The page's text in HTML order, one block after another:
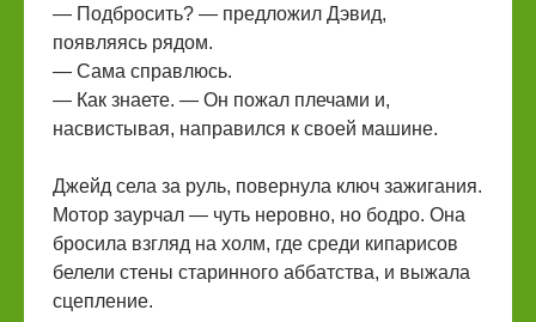
— Подбросить? — предложил Дэвид,
появляясь рядом.
— Сама справлюсь.
— Как знаете. — Он пожал плечами и,
насвистывая, направился к своей машине.
Джейд села за руль, повернула ключ зажигания.
Мотор заурчал — чуть неровно, но бодро. Она
бросила взгляд на холм, где среди кипарисов
белели стены старинного аббатства, и выжала
сцепление.